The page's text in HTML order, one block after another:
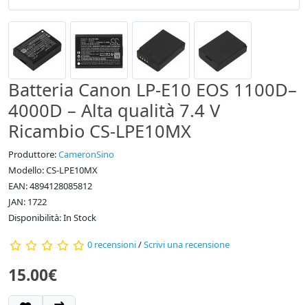
Batteria Canon LP-E10 EOS 1100D–
4000D – Alta qualità 7.4 V
Ricambio CS-LPE10MX
Produttore:CameronSino
Modello: CS‑LPE10MX
EAN: 4894128085812
JAN: 1722
Disponibilità: In Stock
0 recensioni/Scrivi una recensione
15.00€